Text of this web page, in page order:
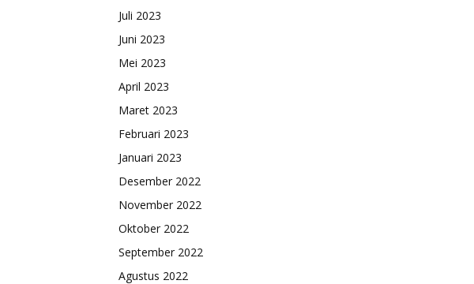
Juli 2023
Juni 2023
Mei 2023
April 2023
Maret 2023
Februari 2023
Januari 2023
Desember 2022
November 2022
Oktober 2022
September 2022
Agustus 2022